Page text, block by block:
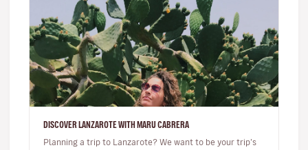
DISCOVER LANZAROTE WITH MARU CABRERA
Planning a trip to Lanzarote? We want to be your trip’s